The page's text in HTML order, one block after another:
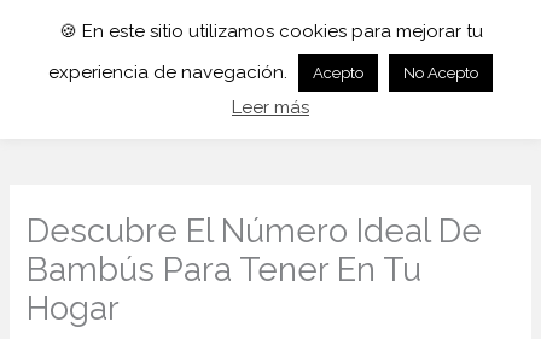
Descubre El Número Ideal De
Bambús Para Tener En Tu
Hogar
🍪 En este sitio utilizamos cookies para mejorar tu
experiencia de navegación.
Acepto No Acepto
Leer más